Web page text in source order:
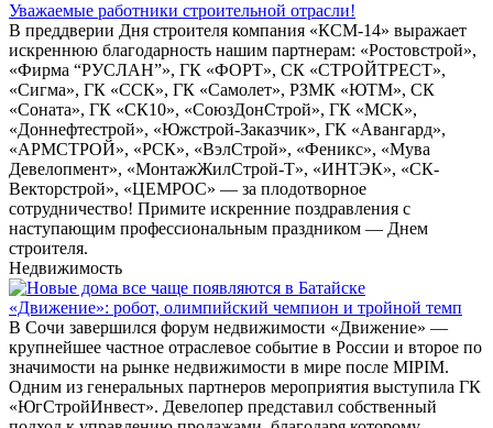
Уважаемые работники строительной отрасли!
В преддверии Дня строителя компания «КСМ-14» выражает
искреннюю благодарность нашим партнерам: «Ростовстрой»,
«Фирма “РУСЛАН”», ГК «ФОРТ», СК «СТРОЙТРЕСТ»,
«Сигма», ГК «ССК», ГК «Самолет», РЗМК «ЮТМ», СК
«Соната», ГК «СК10», «СоюзДонСтрой», ГК «МСК»,
«Доннефтестрой», «Южстрой-Заказчик», ГК «Авангард»,
«АРМСТРОЙ», «РСК», «ВэлСтрой», «Феникс», «Мува
Девелопмент», «МонтажЖилСтрой-Т», «ИНТЭК», «СК-
Векторстрой», «ЦЕМРОС» — за плодотворное
сотрудничество! Примите искренние поздравления с
наступающим профессиональным праздником — Днем
строителя.
Недвижимость
«Движение»: робот, олимпийский чемпион и тройной темп
В Сочи завершился форум недвижимости «Движение» —
крупнейшее частное отраслевое событие в России и второе по
значимости на рынке недвижимости в мире после MIPIM.
Одним из генеральных партнеров мероприятия выступила ГК
«ЮгСтройИнвест». Девелопер представил собственный